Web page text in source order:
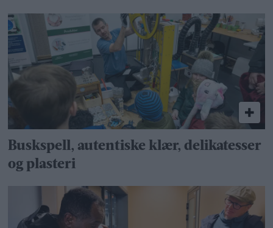
Buskspell, autentiske klær, delikatesser
og plasteri